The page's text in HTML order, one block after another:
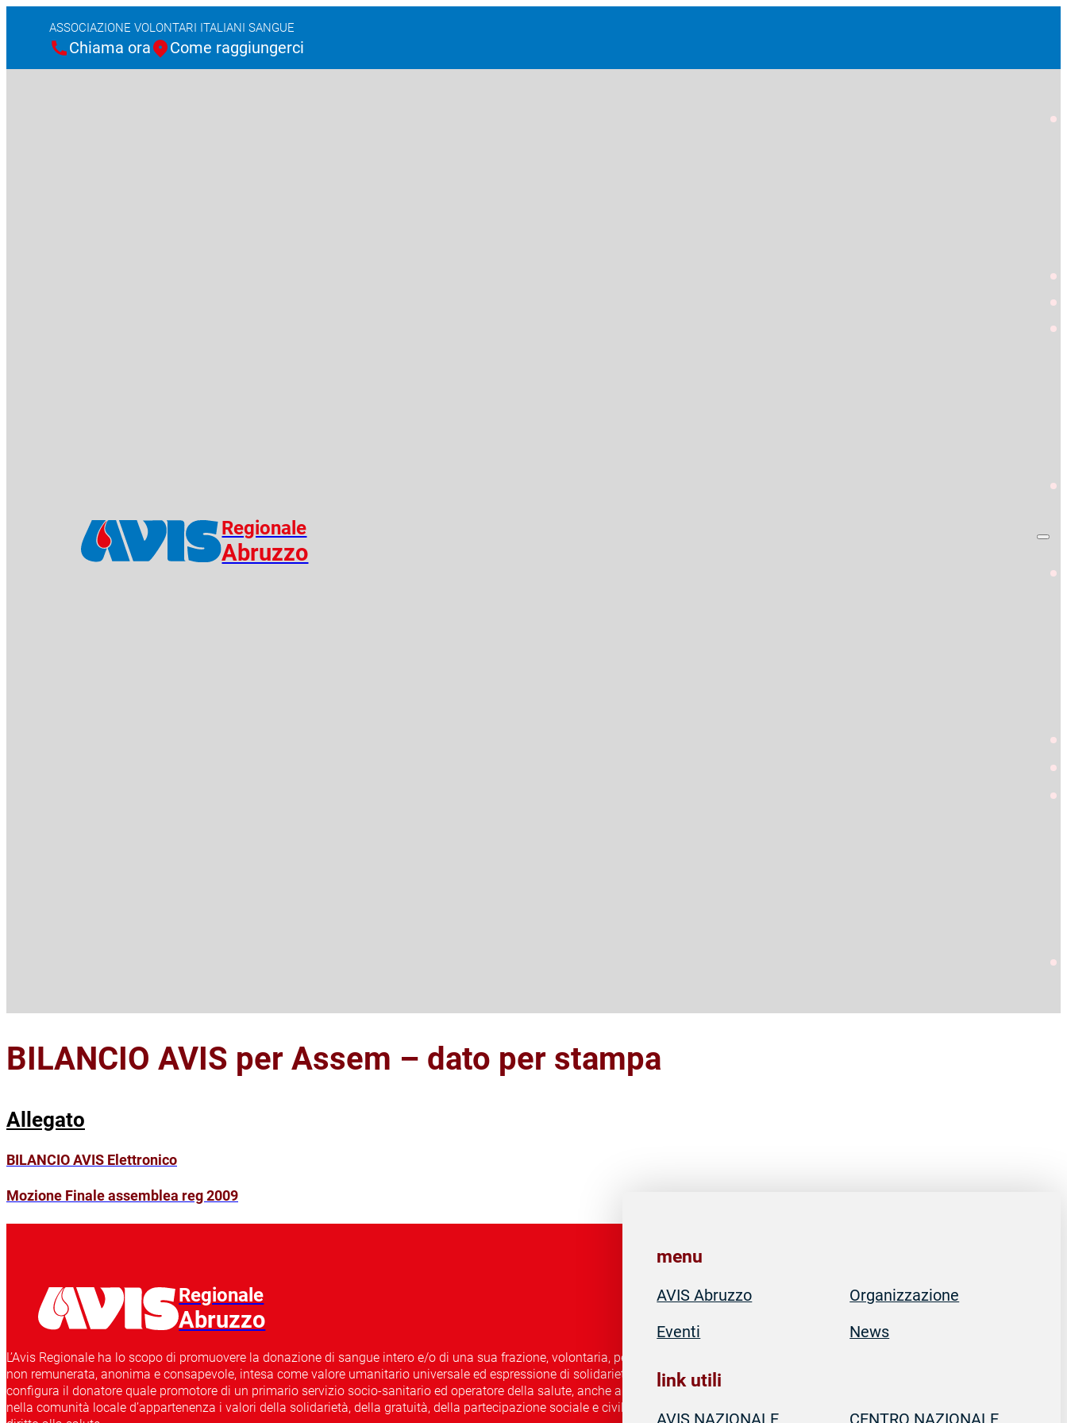
ASSOCIAZIONE VOLONTARI ITALIANI SANGUE
Chiama ora Come raggiungerci
Regionale
Abruzzo
BILANCIO AVIS per Assem – dato per stampa
Allegato
BILANCIO AVIS Elettronico
Mozione Finale assemblea reg 2009
Regionale
Abruzzo
L’Avis Regionale ha lo scopo di promuovere la donazione di sangue intero e/o di una sua frazione, volontaria, periodica, associata
non remunerata, anonima e consapevole, intesa come valore umanitario universale ed espressione di solidarietà e di civismo, che
configura il donatore quale promotore di un primario servizio socio-sanitario ed operatore della salute, anche al fine di diffondere
nella comunità locale d’appartenenza i valori della solidarietà, della gratuità, della partecipazione sociale e civile e della tutela del
menu
AVIS Abruzzo
Eventi
Organizzazione
News
link utili